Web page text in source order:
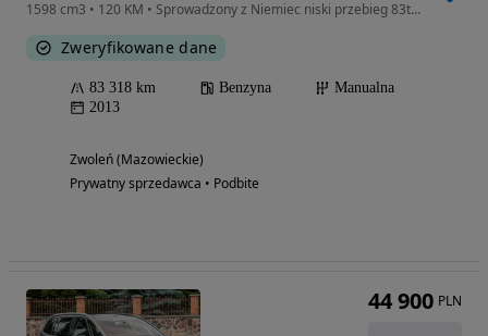
1598 cm3 • 120 KM • Sprowadzony z Niemiec niski przebieg 83tys
Zweryfikowane dane
83 318 km Benzyna
Manualna
2013
Zwoleń (Mazowieckie)
Prywatny sprzedawca • Podbite
44 900 PLN